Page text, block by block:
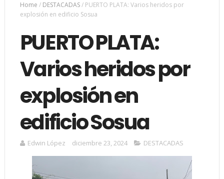
Home / DESTACADAS/ PUERTO PLATA: Varios heridos por
explosión en edificio Sosua
PUERTO PLATA:
Varios heridos por
explosión en
edificio Sosua
Edwin López diciembre 23, 2024 DESTACADAS